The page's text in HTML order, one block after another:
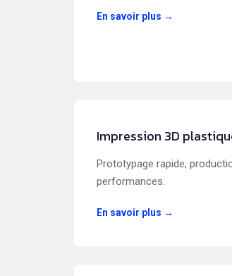
En savoir plus →
Impression 3D
Prototypage rapide,
performances.
En savoir plus →